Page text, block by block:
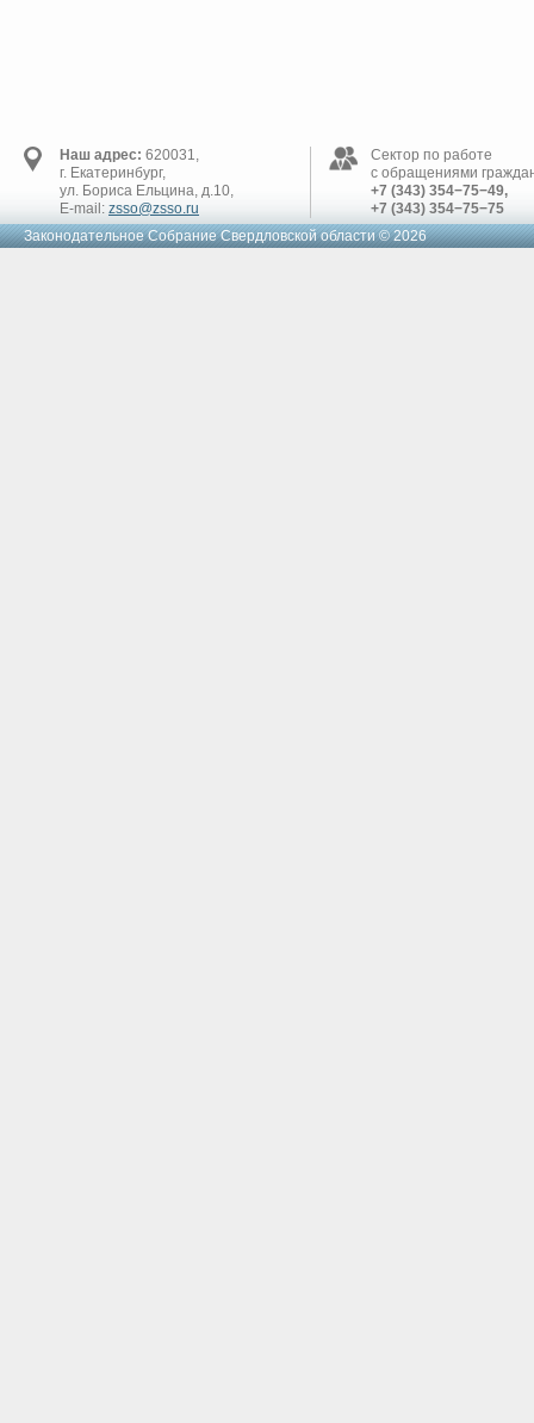
Наш адрес: 620031,
г. Екатеринбург,
ул. Бориса Ельцина, д.10,
E-mail: zsso@zsso.ru
Сектор по работе
с обращениями
+7 (343) 354−75−49,
+7 (343) 354−75−75
Законодательное Cобрание Свердловской области © 2026